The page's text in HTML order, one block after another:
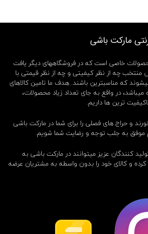
مارکت باشی
خاصی است که در فروشگاههای دیگر یافت
منتخب چه از نظر کیفیتی و چه از نظر قیمتی با
که مناسبترین باشند. هدف ما تامین کالاهای
در واقع به جای تعداد زیاد محصولات،
ترین ها داریم.
و حراج های فصلی را برای شما در مارکت باشی
موفق به جلب توجه و رضایت شما شویم.
کنندگان عزیز میتوانند در مارکت باشی به
و کالای خود را بدون واسطه به مشتریان عرضه